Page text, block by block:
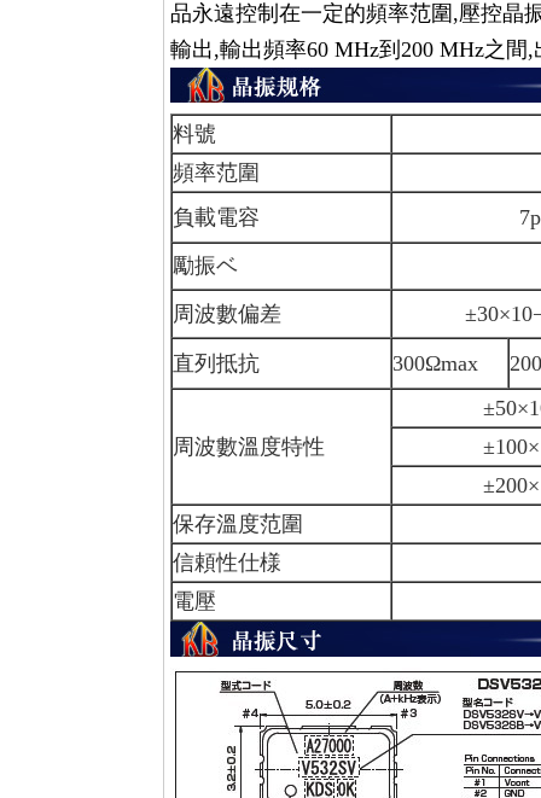
品永遠控制在一定的頻率范圍,壓控晶
輸出,輸出頻率60 MHz到200 MHz之
料號
頻率范圍
負載電容
7pf
勵振ベ
周波數偏差
直列抵抗 300Ωmax
周波數溫度特性
±50×10−6/
保存溫度范圍
信頼性仕様
電壓